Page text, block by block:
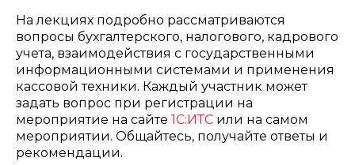
На лекциях подробно рассматриваются
вопросы бухгалтерского, налогового, кадрового
учета, взаимодействия с государственными
информационными системами и применения
кассовой техники. Каждый участник может
задать вопрос при регистрации на
мероприятие на сайте 1С:ИТС или на самом
мероприятии. Общайтесь, получайте ответы и
рекомендации.